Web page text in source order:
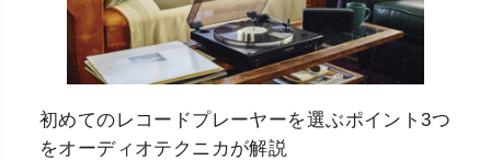
初めてのレコードプレーヤーを選ぶポイント3つ
をオーディオテクニカが解説